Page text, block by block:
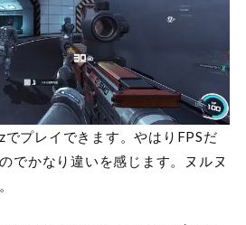
プレイできます。やはりFPSだ
でかなり違いを感じます。ヌルヌ